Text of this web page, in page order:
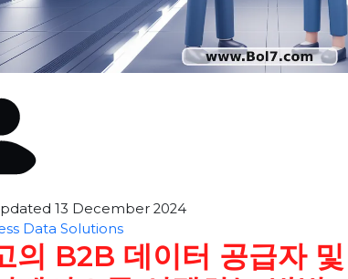
updated 13 December 2024